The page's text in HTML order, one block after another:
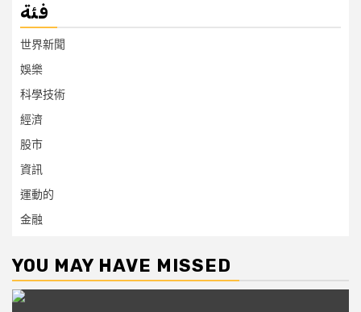
فئة
世界新聞
娛樂
科學技術
經濟
股市
資訊
運動的
金融
YOU MAY HAVE MISSED